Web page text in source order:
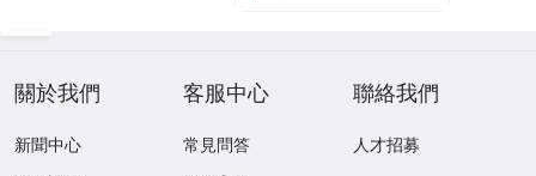
關於我們
新聞中心
客服中心
常見問答
聯絡我們
人才招募